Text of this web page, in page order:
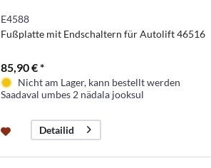
E4588
Fußplatte mit Endschaltern für Autolift 46516
85,90 € *
Nicht am Lager, kann bestellt werden
Saadaval umbes 2 nädala jooksul
Detailid